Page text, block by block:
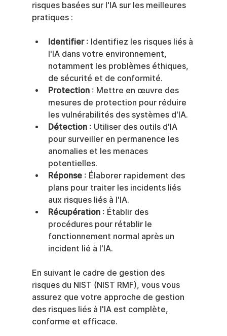
risques basées sur l'IA sur les meilleures
pratiques :
Identifier : Identifiez les risques liés à
l'IA dans votre environnement,
notamment les problèmes éthiques,
de sécurité et de conformité.
Protection : Mettre en œuvre des
mesures de protection pour réduire
les vulnérabilités des systèmes d'IA.
Détection : Utiliser des outils d'IA
pour surveiller en permanence les
anomalies et les menaces
potentielles.
Réponse : Élaborer rapidement des
plans pour traiter les incidents liés
aux risques liés à l'IA.
Récupération : Établir des
procédures pour rétablir le
fonctionnement normal après un
incident lié à l'IA.
En suivant le cadre de gestion des
risques du NIST (NIST RMF), vous vous
assurez que votre approche de gestion
des risques liés à l'IA est complète,
conforme et efficace.